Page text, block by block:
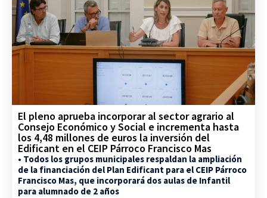
El pleno aprueba incorporar al sector agrario al
Consejo Económico y Social e incrementa hasta
los 4,48 millones de euros la inversión del
Edificant en el CEIP Párroco Francisco Mas
• Todos los grupos municipales respaldan la ampliación
de la financiación del Plan Edificant para el CEIP Párroco
Francisco Mas, que incorporará dos aulas de Infantil
para alumnado de 2 años